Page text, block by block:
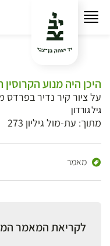
היכן היה מנוע
על ציור קיר נדיר בפרדס
גיל גורדון
מתוך: עת-מול גיליון 273
מאמר
לקריאת המאמר